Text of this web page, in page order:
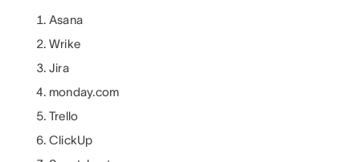
Asana
Wrike
Jira
monday.com
Trello
ClickUp